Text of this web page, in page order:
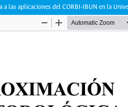
las aplicaciones del CORBI-IBUN en la